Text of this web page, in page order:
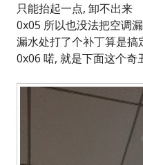
只能抬起一点, 卸不出来
0x05 所以也没法把空调
漏水处打了个补丁算是搞
0x06 喏, 就是下面这个奇